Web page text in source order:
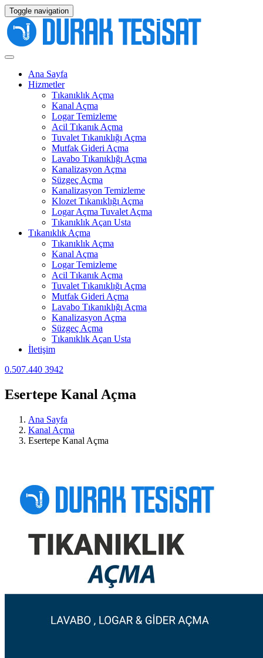
Toggle navigation
Ana Sayfa
Hizmetler
Tıkanıklık Açma
Kanal Açma
Logar Temizleme
Acil Tıkanık Açma
Tuvalet Tıkanıklığı Açma
Mutfak Gideri Açma
Lavabo Tıkanıklığı Açma
Kanalizasyon Açma
Süzgeç Açma
Kanalizasyon Temizleme
Klozet Tıkanıklığı Açma
Logar Açma Tuvalet Açma
Tıkanıklık Açan Usta
Tıkanıklık Açma
Tıkanıklık Açma
Kanal Açma
Logar Temizleme
Acil Tıkanık Açma
Tuvalet Tıkanıklığı Açma
Mutfak Gideri Açma
Lavabo Tıkanıklığı Açma
Kanalizasyon Açma
Süzgeç Açma
Tıkanıklık Açan Usta
İletişim
0.507.440 3942
Esertepe Kanal Açma
Ana Sayfa
Kanal Açma
Esertepe Kanal Açma